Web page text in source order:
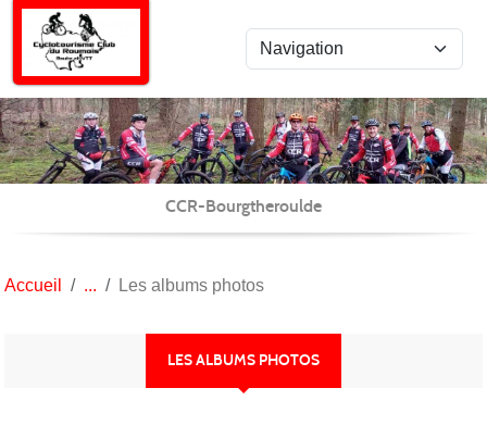
CCR-Bourgtheroulde
Accueil Les albums photos
LES ALBUMS PHOTOS
Panneau de gestion des cookies